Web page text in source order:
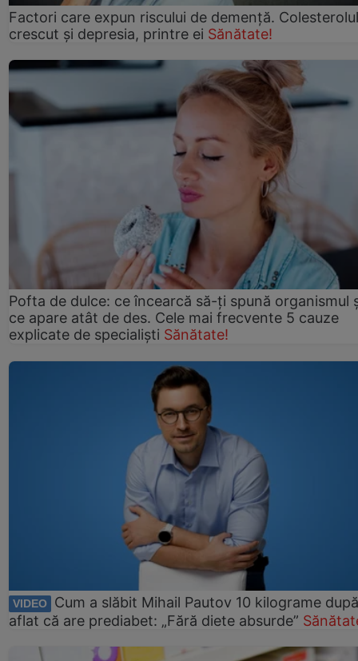
Factori care expun riscului de demență. Colesterolul
crescut şi depresia, printre ei Sănătate!
Pofta de dulce: ce încearcă să-ți spună organismul
ce apare atât de des. Cele mai frecvente 5 cauze
explicate de specialiști Sănătate!
VIDEO
Cum a slăbit Mihail Pautov 10 kilograme
aflat că are prediabet: „Fără diete absurde”